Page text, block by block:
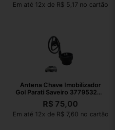
Em até 12x de R$ 5,17 no cartão
Antena Chave Imobilizador
Gol Parati Saveiro 377953254
– Preto
R$ 75,00
Em até 12x de R$ 7,60 no cartão